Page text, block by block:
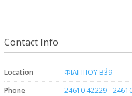
Contact Info
Location
ΦΙΛΙΠΠΟΥ Β΄39
Phone
24610 42229 -